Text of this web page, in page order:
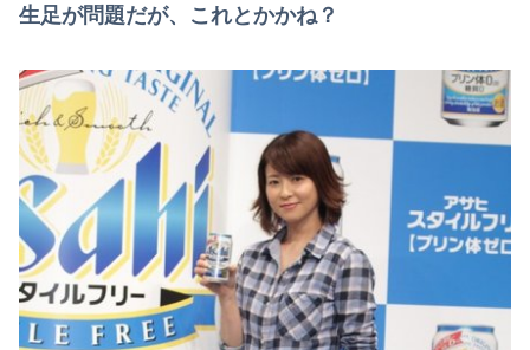
生足が問題だが、これとかかね？